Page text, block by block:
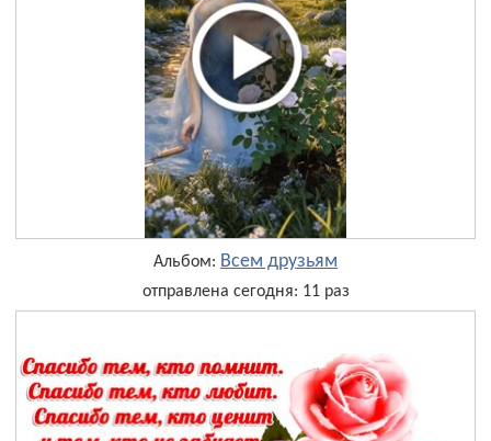
Альбом: Всем друзьям
отправлена сегодня: 11 раз